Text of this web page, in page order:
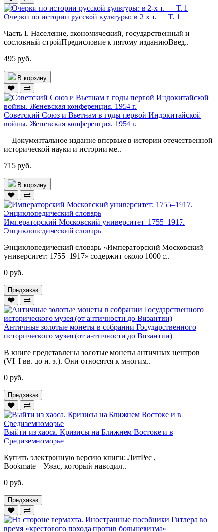
Очерки по истории русской культуры: в 2-х т. — Т. 1
Часть I. Население, экономический, государственный и
сословный стройПредисловие к пятому изданиюВвед..
495 руб.
В корзину
Советский Союз и Вьетнам в годы первой Индокитайской
войны. Женевская конференция. 1954 г.
Документальное издание впервые в истории отечественной
исторической науки и истории ме..
715 руб.
В корзину
Императорский Московский университет: 1755–1917.
Энциклопедический словарь
Энциклопедический словарь «Императорский Московский
университет: 1755–1917» содержит около 1000 с..
0 руб.
Предзаказ
Античные золотые монеты в собрании Государственного
исторического музея (от античности до Византии)
В книге представлены золотые монеты античных центров
(VI–I вв. до н. э.). Они относятся к многим..
0 руб.
Предзаказ
Выйти из хаоса. Кризисы на Ближнем Востоке и в
Средиземноморье
Купить электронную версию книги: ЛитРес ,
Bookmate Ужас, который наводил..
0 руб.
Предзаказ